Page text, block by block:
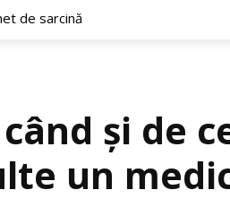
de sarcină
și de
un